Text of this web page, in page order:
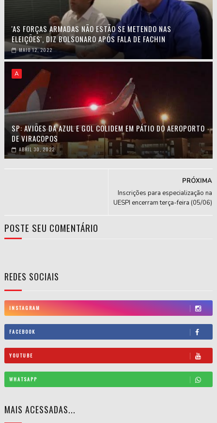
'AS FORÇAS ARMADAS NÃO ESTÃO SE METENDO NAS
ELEIÇÕES', DIZ BOLSONARO APÓS FALA DE FACHIN
MAIO 12, 2022
A
SP: AVIÕES DA AZUL E GOL COLIDEM EM PÁTIO DO AEROPORTO
DE VIRACOPOS
ABRIL 30, 2022
PRÓXIMA
Inscrições para especialização na
UESPI encerram terça-feira (05/06)
POSTE SEU COMENTÁRIO
REDES SOCIAIS
INSTAGRAM
FACEBOOK
YOUTUBE
WHATSAPP
MAIS ACESSADAS...